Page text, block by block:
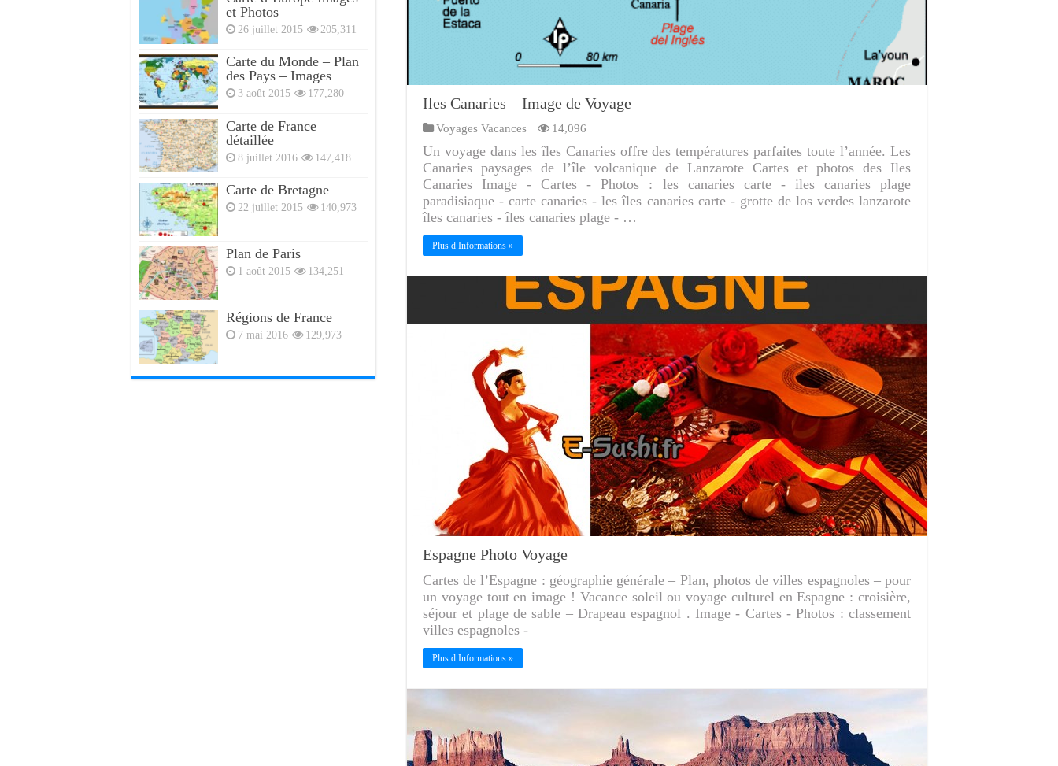
Iles Canaries – Image de Voyage
Voyages Vacances 14,096
Un voyage dans les îles Canaries offre des températures parfaites toute l’année. Les
Canaries paysages de l’île volcanique de Lanzarote Cartes et photos des Iles
Canaries Image - Cartes - Photos : les canaries carte - iles canaries plage
paradisiaque - carte canaries - les îles canaries carte - grotte de los verdes lanzarote
îles canaries - îles canaries plage - …
Plus d Informations »
Espagne Photo Voyage
Cartes de l’Espagne : géographie générale – Plan, photos de villes espagnoles – pour
un voyage tout en image ! Vacance soleil ou voyage culturel en Espagne : croisière,
séjour et plage de sable – Drapeau espagnol . Image - Cartes - Photos : classement
villes espagnoles -
Plus d Informations »
et Photos
26 juillet 2015 205,311
Carte du Monde – Plan
des Pays – Images
3 août 2015 177,280
Carte de France
détaillée
8 juillet 2016 147,418
Carte de Bretagne
22 juillet 2015 140,973
Plan de Paris
1 août 2015 134,251
Régions de France
7 mai 2016 129,973